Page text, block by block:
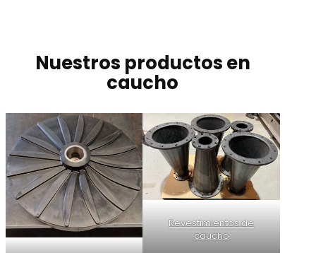
Nuestros productos en
caucho
Revestimientos de
caucho